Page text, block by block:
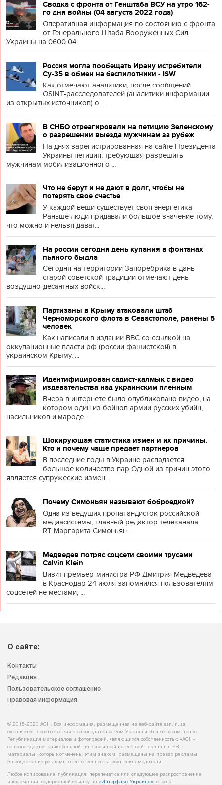
Сводка с фронта от Генштаба ВСУ на утро 162-
го дня войны (04 августа 2022 года)
Оперативная информация по состоянию с фронта
от Генерального Штаба Вооруженных Сил
Украины на 0600 04
Россия могла пообещать Ирану истребители
Су-35 в обмен на беспилотники - ISW
Как отмечают аналитики, после сообщений
OSINT-расследователей (аналитики информации
из открытых источников) о ...
В СНБО отреагировали на петицию Зеленскому
о разрешении выезда мужчинам за рубеж
На днях зарегистрированная на сайте Президента
Украины петиция, требующая разрешить
мужчинам мобилизационного ...
Что не берут и не дают в долг, чтобы не
потерять свое счастье
У каждой вещи существует своя энергетика
Раньше люди придавали большое значение тому,
что можно и нельзя дават...
На россии сегодня день купания в фонтанах
пьяного быдла
Сегодня на территории Запоребрика в дань
старой советской традиции отмечают день
воздушно-десантных войск...
Партизаны в Крыму атаковали штаб
Черноморского флота в Севастополе, ранены 5
человек
Как написали в издании BBC со ссылкой на
оккупационные власти рф (россии фашистской) в
украинском Крыму, ...
Идентифицирован садист-калмык с видео
издевательства над украинским пленным
Вчера в интернете было опубликовано видео, на
котором один из бойцов армии русских убийц,
насильников и мароде...
Шокирующая статистика измен и их причины.
Кто и почему чаще предает партнеров
В последние годы в Украине распадается
большое количество пар Одной из причин этого
является супружеские измен...
Почему Симоньян называют боброедкой?
Одна из ведущих пропагандисток российской
медиасистемы, главный редактор телеканала
RT Маргарита Симоньян...
Медведев потряс соцсети своими трусами
Calvin Klein
Визит премьер-министра РФ Дмитрия Медведева
в Краснодар 24 июля запомнился пользователям
соцсетей не местами, ...
О сайте:
Контакты
Редакция
Пользовательское соглашение
Правовая информация
© 2015-2020 АСН. Вся информация, размещенная на веб-сайте asn.in.ua,
охраняется в соответствии с законодательством Украины об авторском праве.
Републикация материалов и фотографий, являющихся собственностью «АСН»,
сопровождается кликабельной гиперссылкой на веб-сайт asn.іn.ua. PR –
материалы, которые отмечены этим знаком, размещены на правах рекламы.
За содержание рекламы ответственность несут рекламодатели.
Любое копирование, публикация, перепечатка или следующее распространение
информации, содержащей ссылку на «Интерфакс-Украина», строго